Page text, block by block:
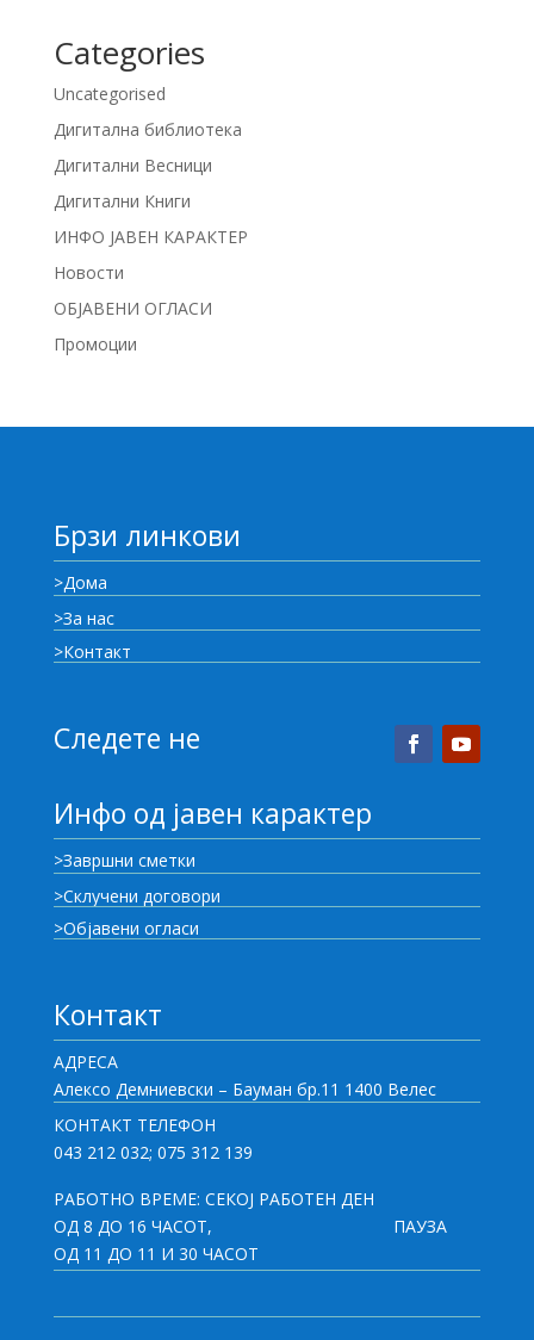
Categories
Uncategorised
Дигитална библиотека
Дигитални Весници
Дигитални Книги
ИНФО ЈАВЕН КАРАКТЕР
Новости
ОБЈАВЕНИ ОГЛАСИ
Промоции
Брзи линкови
>Дома
>За нас
>Контакт
Следете не
Инфо од јавен карактер
>Завршни сметки
>Склучени договори
>Објавени огласи
Контакт
АДРЕСА
Алексо Демниевски – Бауман бр.11 1400 Велес
КОНТАКТ ТЕЛЕФОН
043 212 032; 075 312 139
РАБОТНО ВРЕМЕ: СЕКОЈ РАБОТЕН ДЕН
ОД 8 ДО 16 ЧАСОТ, ПАУЗА
ОД 11 ДО 11 И 30 ЧАСОТ